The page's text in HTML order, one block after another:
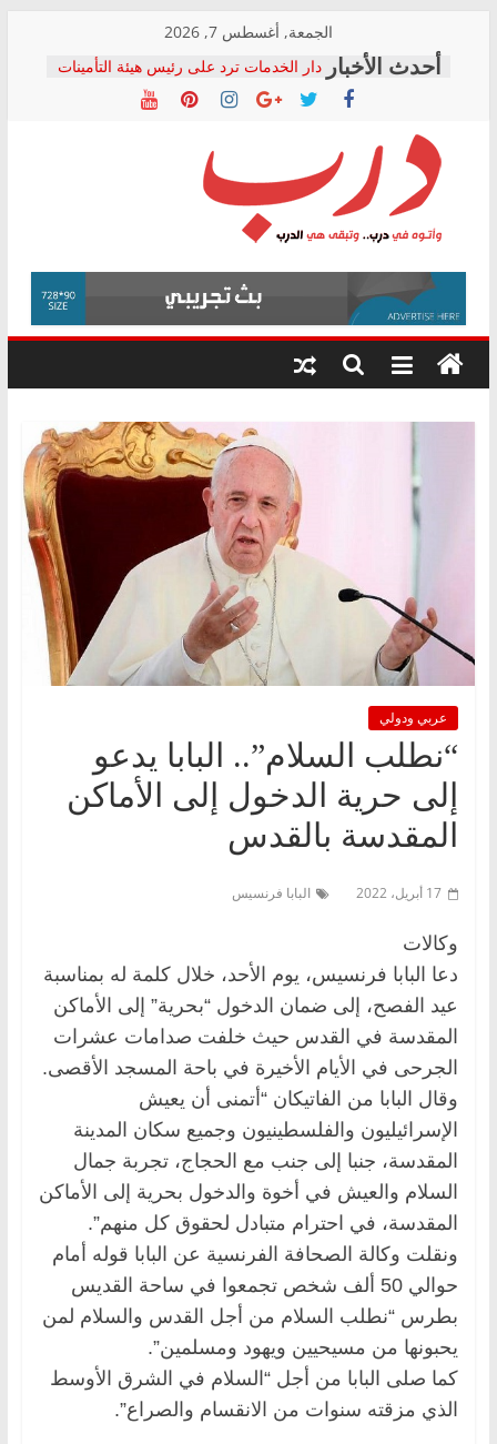
content
الجمعة, أغسطس 7, 2026
دار الخدمات ترد على رئيس هيئة التأمينات
بعد مؤتمره الصحفي: إنكار الأزمة لا ينهي
معاناة أصحاب المعاشات.. ونطالب بكشف
فرحات سليمان يكتب: القطاع الصحي إلى
أين؟
حزب التحالف الشعبي يطلق لجنة “الحق
في الصحة” بالإسكندرية لرصد الانتهاكات
ودعم المرضى
الوزاري لمدينة الصحفيين.. وانتهاء أعمال
إنشاء المبنى الإداري
المجلس القومي لحقوق الإنسان يعلن
متابعة قضية الدكتور محمد زهران.. ويؤكد:
قرينة البراءة وضمانات المحاكمة العادلة
درب
وأتوه
درب..
وتبقى
هي
عربي ودولي
“نطلب السلام”.. البابا يدعو
إلى حرية الدخول إلى الأماكن
المقدسة بالقدس
17 أبريل، 2022 البابا فرنسيس
وكالات
دعا البابا فرنسيس، يوم الأحد، خلال كلمة له بمناسبة
عيد الفصح، إلى ضمان الدخول “بحرية” إلى الأماكن
المقدسة في القدس حيث خلفت صدامات عشرات
الجرحى في الأيام الأخيرة في باحة المسجد الأقصى.
وقال البابا من الفاتيكان “أتمنى أن يعيش
الإسرائيليون والفلسطينيون وجميع سكان المدينة
المقدسة، جنبا إلى جنب مع الحجاج، تجربة جمال
السلام والعيش في أخوة والدخول بحرية إلى الأماكن
المقدسة، في احترام متبادل لحقوق كل منهم”.
ونقلت وكالة الصحافة الفرنسية عن البابا قوله أمام
حوالي 50 ألف شخص تجمعوا في ساحة القديس
بطرس “نطلب السلام من أجل القدس والسلام لمن
يحبونها من مسيحيين ويهود ومسلمين”.
كما صلى البابا من أجل “السلام في الشرق الأوسط
الذي مزقته سنوات من الانقسام والصراع”.